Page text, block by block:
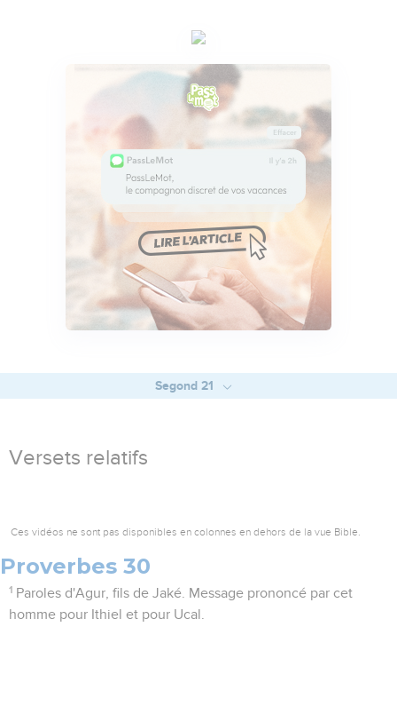
Segond 21
Versets relatifs
Ces vidéos ne sont pas disponibles en colonnes en dehors de la vue Bible.
Proverbes 30
1 Paroles d'Agur, fils de Jaké. Message prononcé par cet
homme pour Ithiel et pour Ucal.